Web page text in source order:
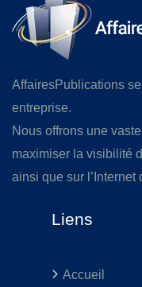
AffairesPublications
entreprise.
Nous offrons une
maximiser la visibilité
ainsi que sur l’Internet
Liens
Accueil